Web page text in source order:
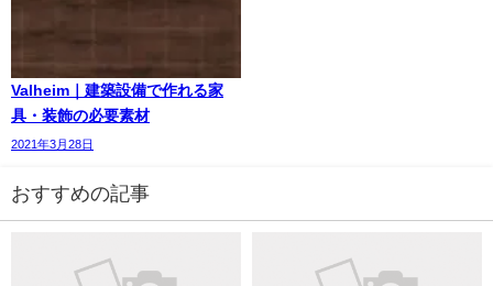
Valheim｜建築設備で作れる家
具・装飾の必要素材
2021年3月28日
おすすめの記事